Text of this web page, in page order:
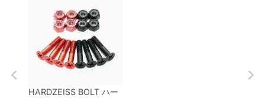
HARDZEISS BOLT ハー